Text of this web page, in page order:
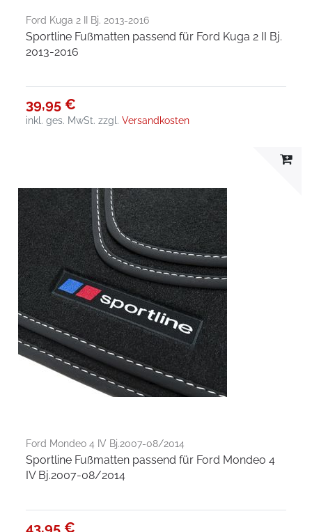
Ford Kuga 2 II Bj. 2013-2016
Sportline Fußmatten passend für Ford Kuga 2 II Bj.
2013-2016
39,95 €
inkl. ges. MwSt. zzgl.Versandkosten
Ford Mondeo 4 IV Bj.2007-08/2014
Sportline Fußmatten passend für Ford Mondeo 4
IV Bj.2007-08/2014
43,95 €